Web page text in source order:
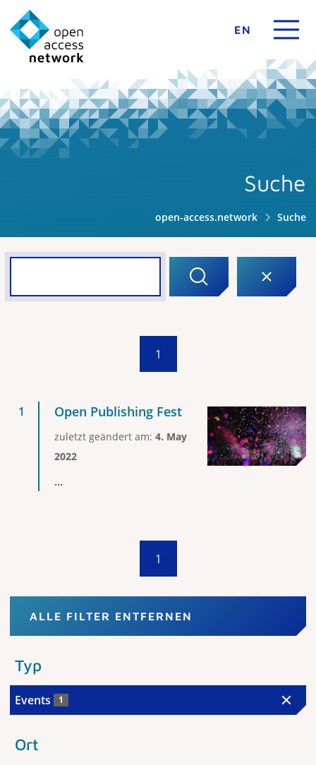
EN
Suche
open-access.network Suche
1
Open Publishing Fest
zuletzt geändert am: 4. May
2022
...
1
ALLE FILTER ENTFERNEN
Typ
Events 1
Ort